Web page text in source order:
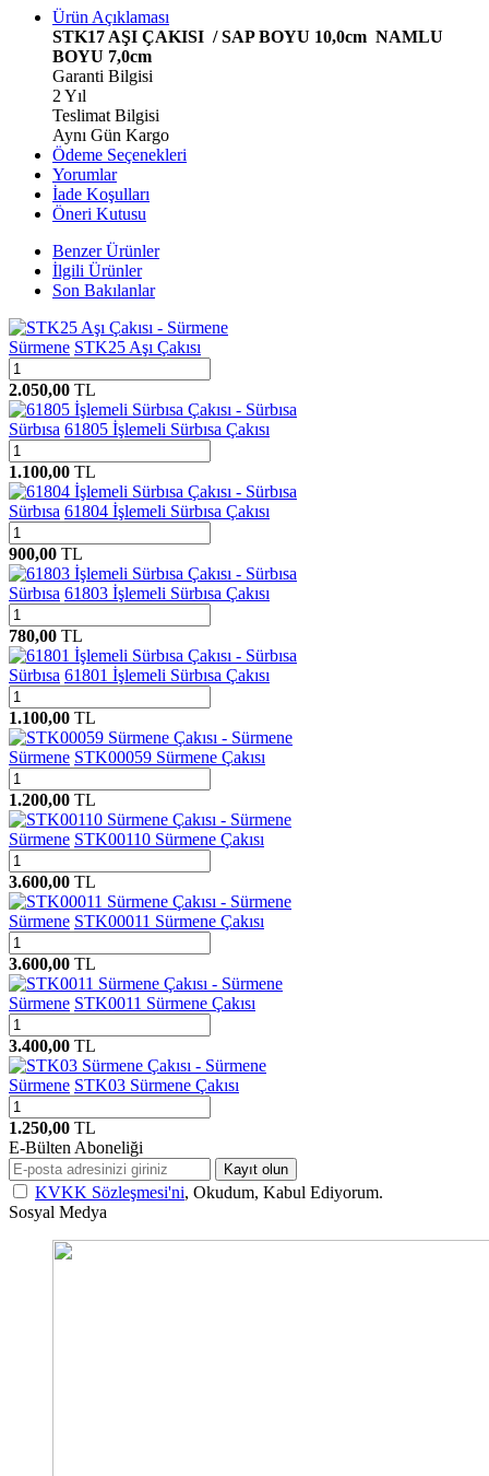
Ürün Açıklaması
STK17 AŞI ÇAKISI / SAP BOYU 10,0cm NAMLU
BOYU 7,0cm
Garanti Bilgisi
2 Yıl
Teslimat Bilgisi
Aynı Gün Kargo
Ödeme Seçenekleri
Yorumlar
İade Koşulları
Öneri Kutusu
Benzer Ürünler
İlgili Ürünler
Son Bakılanlar
Sürmene STK25 Aşı Çakısı
2.050,00 TL
Sürbısa 61805 İşlemeli Sürbısa Çakısı
1.100,00 TL
Sürbısa 61804 İşlemeli Sürbısa Çakısı
900,00 TL
Sürbısa 61803 İşlemeli Sürbısa Çakısı
780,00 TL
Sürbısa 61801 İşlemeli Sürbısa Çakısı
1.100,00 TL
Sürmene STK00059 Sürmene Çakısı
1.200,00 TL
Sürmene STK00110 Sürmene Çakısı
3.600,00 TL
Sürmene STK00011 Sürmene Çakısı
3.600,00 TL
Sürmene STK0011 Sürmene Çakısı
3.400,00 TL
Sürmene STK03 Sürmene Çakısı
1.250,00 TL
E-Bülten Aboneliği
Kayıt olun
KVKK Sözleşmesi'ni, Okudum, Kabul Ediyorum.
Sosyal Medya